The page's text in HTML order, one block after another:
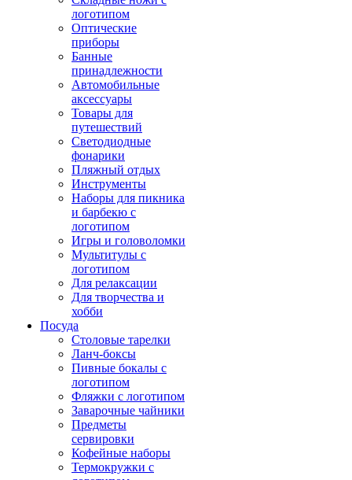
логотипом
Оптические
приборы
Банные
принадлежности
Автомобильные
аксессуары
Товары для
путешествий
Светодиодные
фонарики
Пляжный отдых
Инструменты
Наборы для пикника
и барбекю с
логотипом
Игры и головоломки
Мультитулы с
логотипом
Для релаксации
Для творчества и
хобби
Посуда
Столовые тарелки
Ланч-боксы
Пивные бокалы с
логотипом
Фляжки с логотипом
Заварочные чайники
Предметы
сервировки
Кофейные наборы
Термокружки с